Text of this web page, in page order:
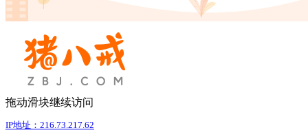
拖动滑块继续访问
IP地址：216.73.217.62